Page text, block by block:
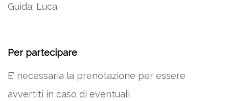
Guida: Luca
Per partecipare
E’ necessaria la prenotazione per essere
avvertiti in caso di eventuali